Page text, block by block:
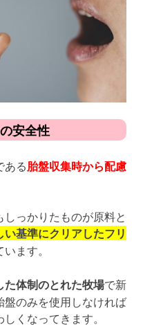
安全性
ある胎盤収集時から配慮
っかりたものが原料と
い基準にクリアしたフリ
ます。
た体制のとれた牧場で新
のみを使用しなければ
くなってきます。